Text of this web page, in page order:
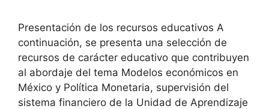
Presentación de los recursos educativos A
continuación, se presenta una selección de
recursos de carácter educativo que contribuyen
al abordaje del tema Modelos económicos en
México y Política Monetaria, supervisión del
sistema financiero de la Unidad de Aprendizaje